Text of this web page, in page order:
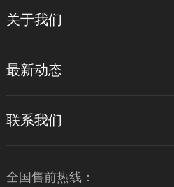
关于我们
最新动态
联系我们
全国售前热线：